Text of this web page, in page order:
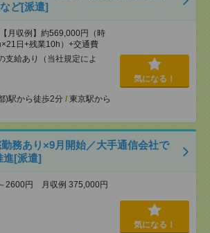
ど[派遣]
月収例】約569,000円（時
日+残業10h）+交通費
支給あり（当社規定によ
)駅から徒歩2分 / 東京駅から
気になる！
務あり×9月開始／大手通信会社で
進[派遣]
2600円 月収例 375,000円
気になる！